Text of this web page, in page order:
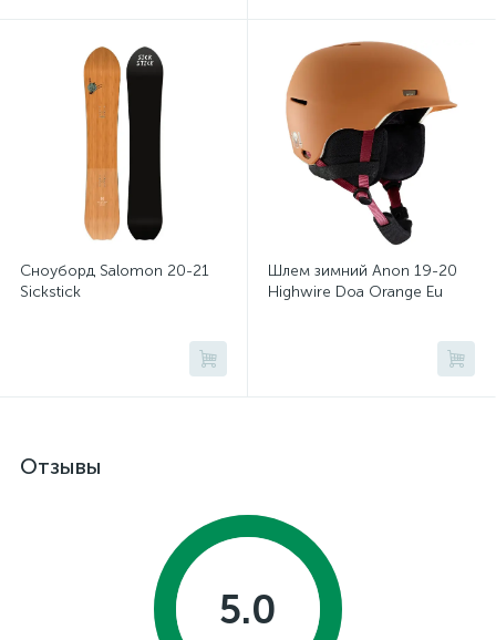
Сноуборд Salomon 20-21
Sickstick
Шлем зимний Anon 19-20
Highwire Doa Orange Eu
Отзывы
5.0